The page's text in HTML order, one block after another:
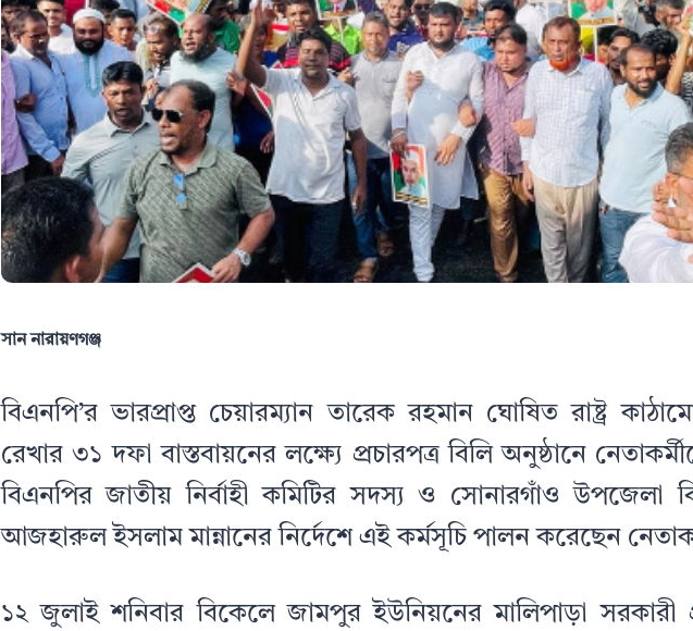
সান নারায়ণগঞ্জ
বিএনপি’র ভারপ্রাপ্ত চেয়ারম্যান তারেক রহমান ঘোষিত রাষ্ট্র
রেখার ৩১ দফা বাস্তবায়নের লক্ষ্যে প্রচারপত্র বিলি অনুষ্ঠানে
বিএনপির জাতীয় নির্বাহী কমিটির সদস্য ও সোনারগাঁও উপজেলা
আজহারুল ইসলাম মান্নানের নির্দেশে এই কর্মসূচি পালন করেছেন
১২ জুলাই শনিবার বিকেলে জামপুর ইউনিয়নের মালিপাড়া সরকারী